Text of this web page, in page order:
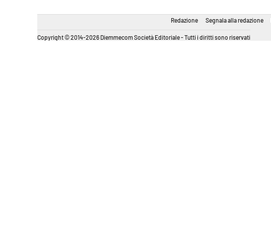
Redazione Segnala alla redazione
Copyright © 2014-2026 Diemmecom Società Editoriale - Tutti i diritti sono riservati